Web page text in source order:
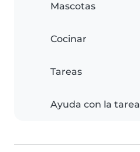
Mascotas
Cocinar
Tareas
Ayuda con la tarea